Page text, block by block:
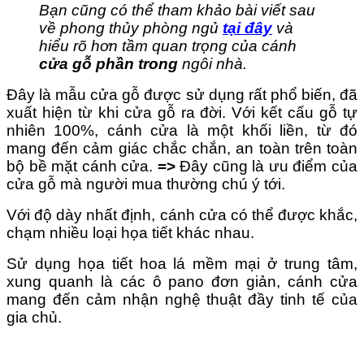
Bạn cũng có thể tham khảo bài viết sau
về phong thủy phòng ngủ tại đâyvà
hiểu rõ hơn tầm quan trọng của cánh
cửa gỗ phần trong ngôi nhà.
Đây là mẫu cửa gỗ được sử dụng rất phổ biến, đã
xuất hiện từ khi cửa gỗ ra đời. Với kết cấu gỗ tự
nhiên 100%, cánh cửa là một khối liền, từ đó
mang đến cảm giác chắc chắn, an toàn trên toàn
bộ bề mặt cánh cửa. =>Đây cũng là ưu điểm của
cửa gỗ mà người mua thường chú ý tới.
Với độ dày nhất định, cánh cửa có thể được khắc,
chạm nhiều loại họa tiết khác nhau.
Sử dụng họa tiết hoa lá mềm mại ở trung tâm,
xung quanh là các ô pano đơn giản, cánh cửa
mang đến cảm nhận nghệ thuật đầy tinh tế của
gia chủ.